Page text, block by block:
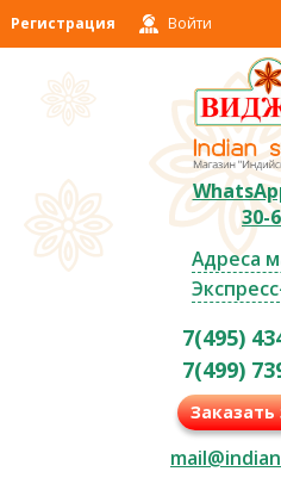
Регистрация Войти
30-
Адреса
7(495)
7(499)
Заказать